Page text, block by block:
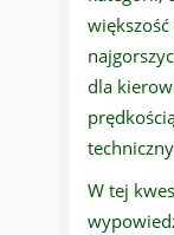
większość
dla
W tej